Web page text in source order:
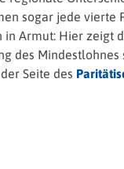
sogar jede vierte
Armut: Hier
des
Seite des